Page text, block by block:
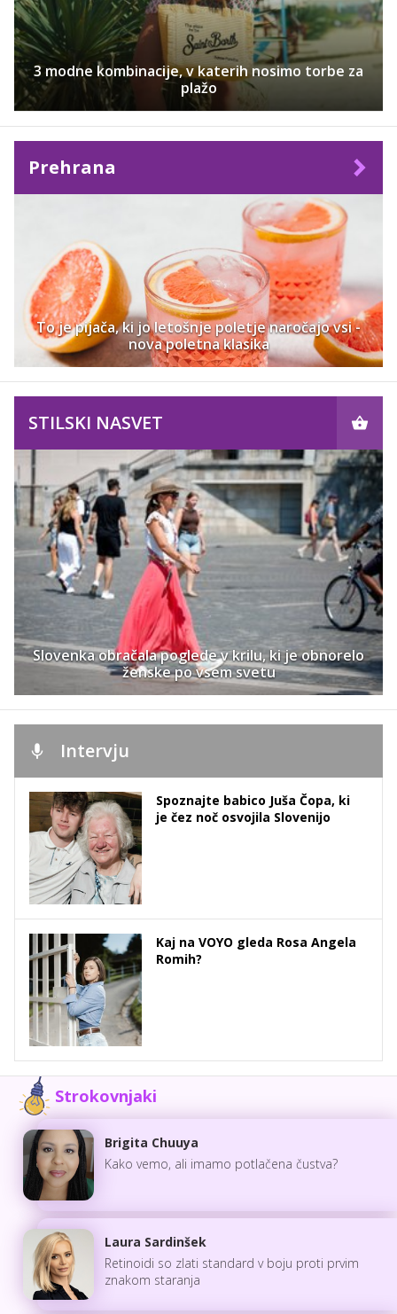
3 modne kombinacije, v katerih nosimo torbe za
plažo
Prehrana
To je pijača, ki jo letošnje poletje naročajo vsi -
nova poletna klasika
STILSKI NASVET
Slovenka obračala poglede v krilu, ki je obnorelo
ženske po vsem svetu
Intervju
Spoznajte babico Juša Čopa, ki
je čez noč osvojila Slovenijo
Kaj na VOYO gleda Rosa Angela
Romih?
Strokovnjaki
Brigita Chuuya
Kako vemo, ali imamo potlačena čustva?
Laura Sardinšek
Retinoidi so zlati standard v boju proti prvim
znakom staranja